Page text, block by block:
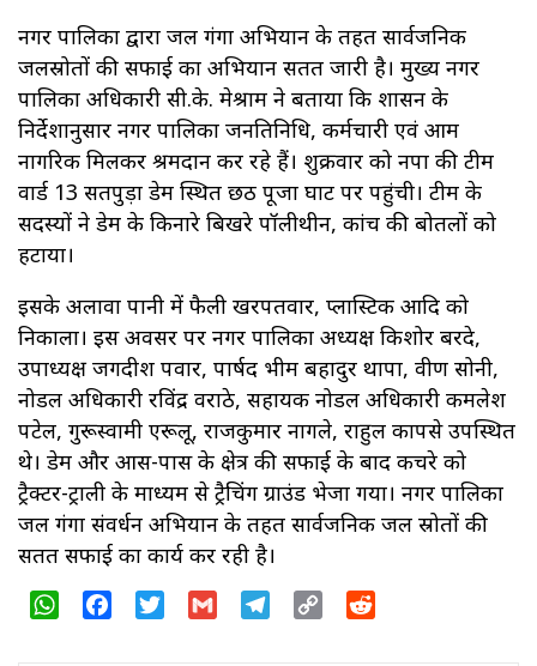
नगर पालिका द्वारा जल गंगा अभियान के तहत सार्वजनिक
जलस्रोतों की सफाई का अभियान सतत जारी है। मुख्य नगर
पालिका अधिकारी सी.के. मेश्राम ने बताया कि शासन के
निर्देशानुसार नगर पालिका जनप्रतिनिधि, कर्मचारी एवं आम
नागरिक मिलकर श्रमदान कर रहे हैं। शुक्रवार को नपा की टीम
वार्ड 13 सतपुड़ा डेम स्थित छठ पूजा घाट पर पहुंची। टीम के
सदस्यों ने डेम के किनारे बिखरे पॉलीथीन, कांच की बोतलों को
हटाया।
इसके अलावा पानी में फैली खरपतवार, प्लास्टिक आदि को
निकाला। इस अवसर पर नगर पालिका अध्यक्ष किशोर बरदे,
उपाध्यक्ष जगदीश पवार, पार्षद भीम बहादुर थापा, प्रवीण सोनी,
नोडल अधिकारी रविंद्र वराठे, सहायक नोडल अधिकारी कमलेश
पटेल, गुरूस्वामी एरूलू, राजकुमार नागले, राहुल कापसे उपस्थित
थे। डेम और आस-पास के क्षेत्र की सफाई के बाद कचरे को
ट्रैक्टर-ट्राली के माध्यम से ट्रैचिंग ग्राउंड भेजा गया। नगर पालिका
जल गंगा संवर्धन अभियान के तहत सार्वजनिक जल स्रोतों की
सतत सफाई का कार्य कर रही है।
WhatsAppFacebookTwitter Gmail Telegram
Copy